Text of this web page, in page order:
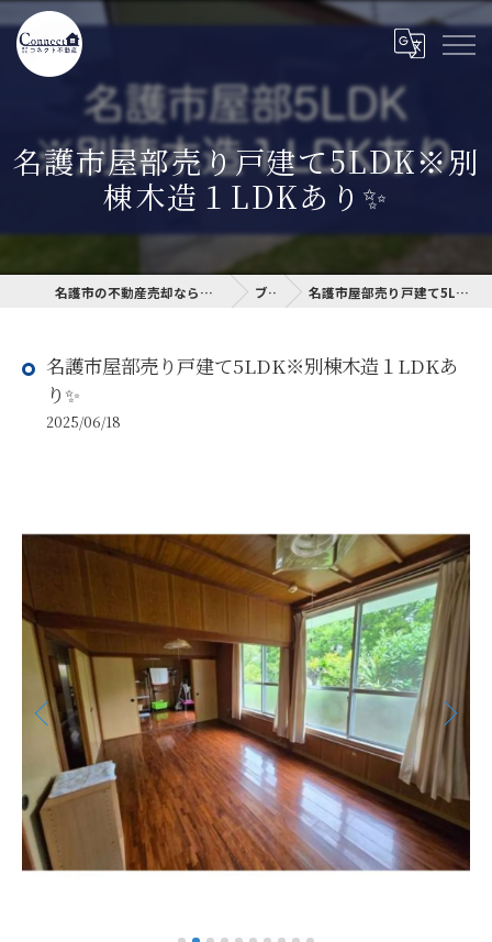
名護市屋部売り戸建て5LDK※別
棟木造１LDKあり✨
名護市の不動産売却なら名護市不動産売却専門サイト ブログ 名護市屋部売り戸建て5LDK※別棟木造１LDKあり✨
名護市屋部売り戸建て5LDK※別棟木造１LDKあ
り✨
2025/06/18